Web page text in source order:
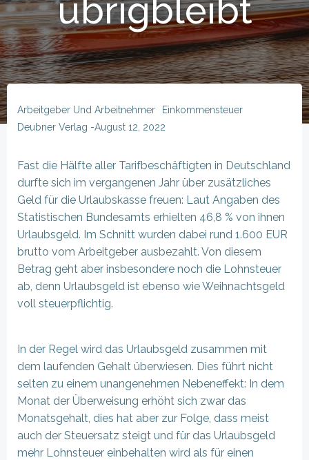
übrigbleibt
Arbeitgeber Und Arbeitnehmer
Einkommensteuer
Deubner Verlag -August 12, 2022
Fast die Hälfte aller Tarifbeschäftigten in Deutschland
durfte sich im vergangenen Jahr über zusätzliches
Geld für die Urlaubskasse freuen: Laut Angaben des
Statistischen Bundesamts erhielten 46,8 % von ihnen
Urlaubsgeld. Im Schnitt wurden dabei rund 1.600 EUR
brutto vom Arbeitgeber ausbezahlt. Von diesem
Betrag geht aber insbesondere noch die Lohnsteuer
ab, denn Urlaubsgeld ist ebenso wie Weihnachtsgeld
voll steuerpflichtig.
In der Regel wird das Urlaubsgeld zusammen mit
dem laufenden Gehalt überwiesen. Dies führt nicht
selten zu einem unangenehmen Nebeneffekt: In dem
Monat der Überweisung erhöht sich zwar das
Monatsgehalt, dies hat aber zur Folge, dass meist
auch der Steuersatz steigt und für das Urlaubsgeld
mehr Lohnsteuer einbehalten wird als für einen